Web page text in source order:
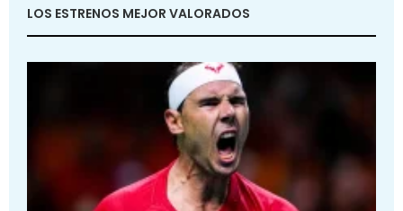
LOS ESTRENOS MEJOR VALORADOS